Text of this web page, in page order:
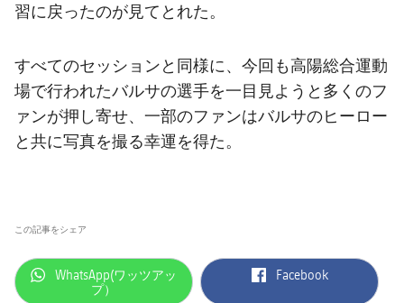
習に戻ったのが見てとれた。
すべてのセッションと同様に、今回も高陽総合運動
場で行われたバルサの選手を一目見ようと多くのフ
ァンが押し寄せ、一部のファンはバルサのヒーロー
と共に写真を撮る幸運を得た。
この記事をシェア
label.aria.whatsapp
WhatsApp(ワッツアッ
プ）
label.aria.facebook
Facebook